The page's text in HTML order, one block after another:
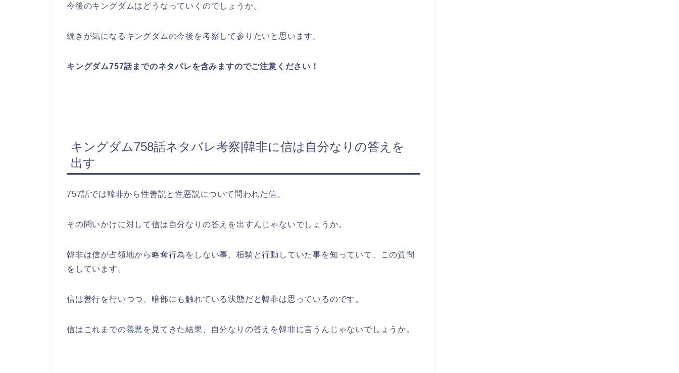
今後のキングダムはどうなっていくのでしょうか。
続きが気になるキングダムの今後を考察して参りたいと思います。
キングダム757話までのネタバレを含みますのでご注意ください！
キングダム758話ネタバレ考察|韓非に信は自分なりの答えを
出す
757話では韓非から性善説と性悪説について問われた信。
その問いかけに対して信は自分なりの答えを出すんじゃないでしょうか。
韓非は信が占領地から略奪行為をしない事、桓騎と行動していた事を知っていて、この質問
をしています。
信は善行を行いつつ、暗部にも触れている状態だと韓非は思っているのです。
信はこれまでの善悪を見てきた結果、自分なりの答えを韓非に言うんじゃないでしょうか。